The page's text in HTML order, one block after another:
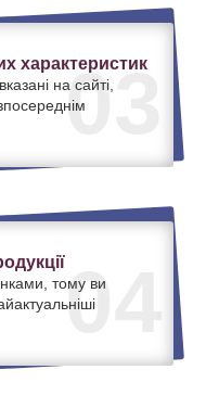
03
характеристик
на сайті,
04
тому ви